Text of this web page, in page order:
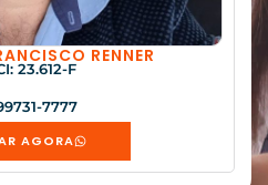
RENNER
23.612-F
7777
AGORA